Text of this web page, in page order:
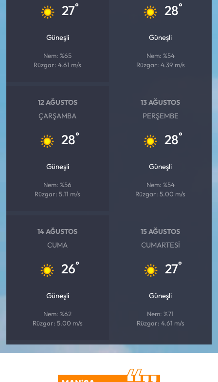
27°
Güneşli
Nem: %65
Rüzgar: 4.61 m/s
28°
Güneşli
Nem: %54
Rüzgar: 4.39 m/s
12 AĞUSTOS
ÇARŞAMBA
28°
Güneşli
Nem: %56
Rüzgar: 5.11 m/s
13 AĞUSTOS
PERŞEMBE
28°
Güneşli
Nem: %54
Rüzgar: 5.00 m/s
14 AĞUSTOS
CUMA
26°
Güneşli
Nem: %62
Rüzgar: 5.00 m/s
15 AĞUSTOS
CUMARTESI
27°
Güneşli
Nem: %71
Rüzgar: 4.61 m/s